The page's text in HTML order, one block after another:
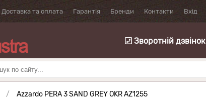
Доставка та оплата Гарантія Бренди Контакти Вхід
Зворотній дзвінок
Azzardo PERA 3 SAND GREY OKR AZ1255